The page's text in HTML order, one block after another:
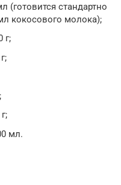
(готовится стандартно
кокосового молока);
г;
мл.